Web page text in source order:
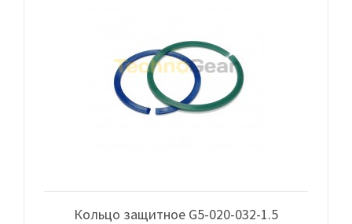
Кольцо защитное G5-020-032-1.5